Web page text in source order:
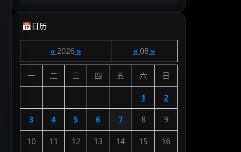
📅日历
« 2026» « 08»
一 二 三 四 五 六 日
1 2
3 4 5 6 7 8 9
10 11 12 13 14 15 16